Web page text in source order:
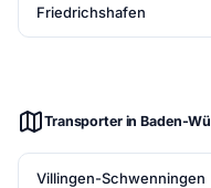
Friedrichshafen
Transporter in Baden-
Villingen-Schwenningen